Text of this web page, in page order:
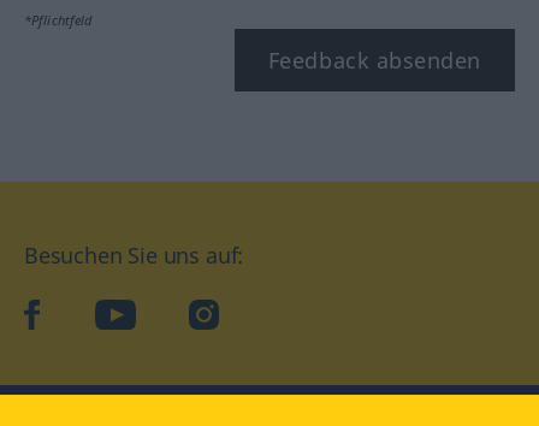
*Pflichtfeld
Feedback absenden
Besuchen Sie uns auf:
facebookYouTube Instagram